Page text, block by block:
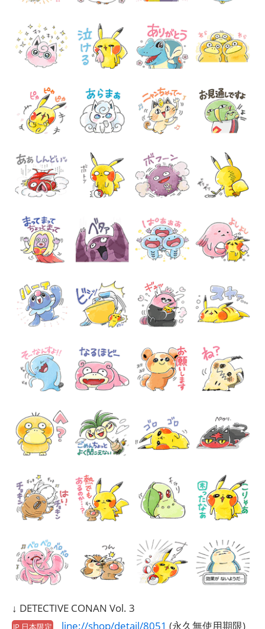
↓ DETECTIVE CONAN Vol. 3
JP 日本限定 line://shop/detail/8051 (永久無使用期限)